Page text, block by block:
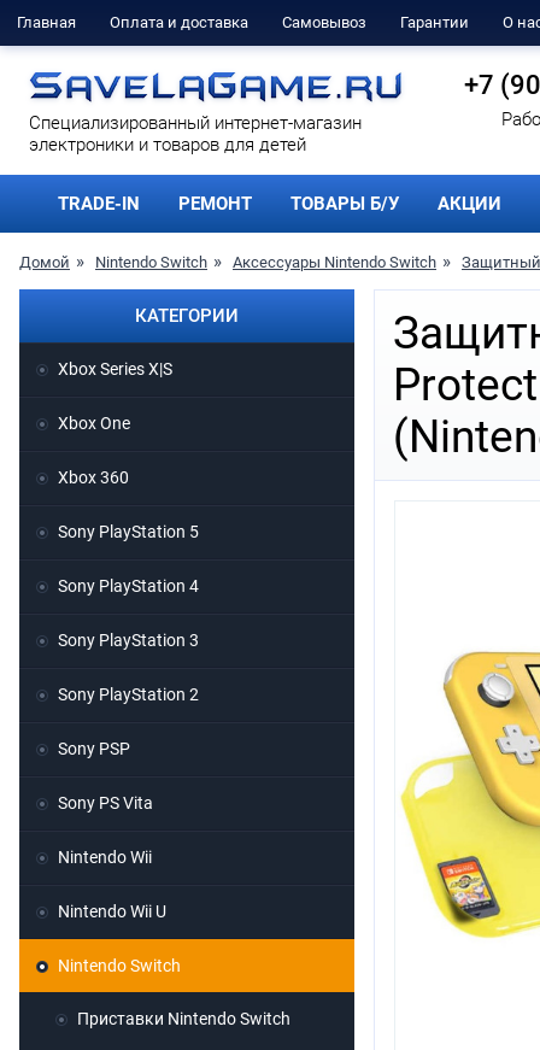
Главная Оплата и доставка Самовывоз Гарантии О
Cпециализированный интернет-магазин
электроники и товаров для детей
+7
TRADE-IN РЕМОНТ ТОВАРЫ Б/У АКЦИИ
Домой Nintendo Switch Аксессуары Nintendo Switch Защитный
КАТЕГОРИИ
Xbox Series X|S
Xbox One
Xbox 360
Sony PlayStation 5
Sony PlayStation 4
Sony PlayStation 3
Sony PlayStation 2
Sony PSP
Sony PS Vita
Nintendo Wii
Nintendo Wii U
Nintendo Switch
Приставки Nintendo Switch